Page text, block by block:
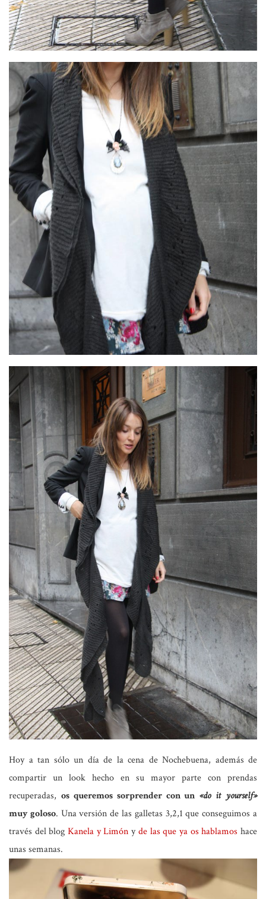
Hoy a tan sólo un día de la cena de Nochebuena, además de
compartir un look hecho en su mayor parte con prendas
recuperadas, os queremos sorprender con un «do it yourself»
muy goloso. Una versión de las galletas 3,2,1 que conseguimos a
través del blogKanela y Limón yde las que ya os hablamos hace
unas semanas.